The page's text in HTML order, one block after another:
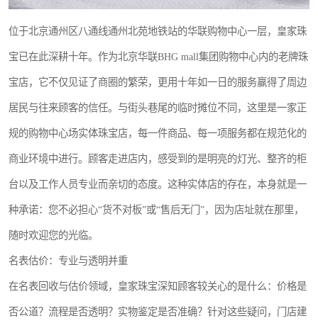
位于北京通州区八通线通州北苑地铁站的华联购物中心一层，皇家珠
宝已在此深耕十年。作为北京华联BHG mall集团购物中心内的老牌珠
宝店，它不仅见证了商圈的繁荣，更用十年如一日的服务赢得了周边
居民与往来顾客的信任。与街头巷尾的临时摊位不同，这里是一家正
规的购物中心场实体珠宝店，每一件商品、每一项服务都在规范化的
商业环境中进行。顾客走进店内，感受到的是明亮的灯光、整齐的柜
台以及工作人员专业而亲切的态度。这种实体店的存在，本身就是一
种承诺：您不必担心“货不对板”或“售后无门”，因为店址就在那里，
随时欢迎您的光临。
名表估价：专业与透明并重
在名表回收与估价领域，皇家珠宝深知顾客较关心的是什么：价格是
否公道？流程是否透明？实物鉴定是否准确？针对这些疑问，门店建